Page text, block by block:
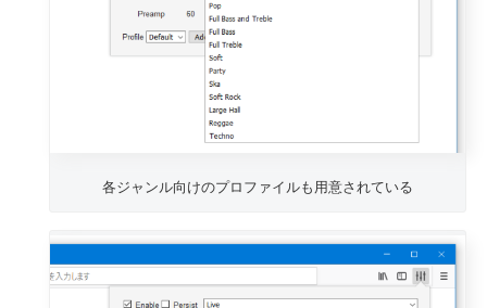
各ジャンル向けのプロファイルも用意されている